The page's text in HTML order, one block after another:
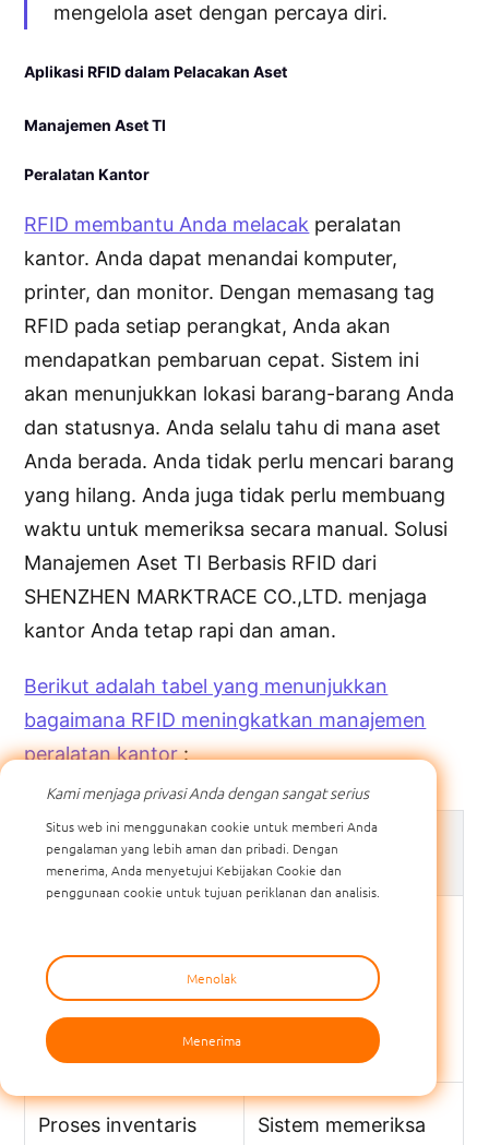
mengelola aset dengan percaya diri.
Aplikasi RFID dalam Pelacakan Aset
Manajemen Aset TI
Peralatan Kantor
RFID membantu Anda melacak peralatan
kantor. Anda dapat menandai komputer,
printer, dan monitor. Dengan memasang tag
RFID pada setiap perangkat, Anda akan
mendapatkan pembaruan cepat. Sistem ini
akan menunjukkan lokasi barang-barang Anda
dan statusnya. Anda selalu tahu di mana aset
Anda berada. Anda tidak perlu mencari barang
yang hilang. Anda juga tidak perlu membuang
waktu untuk memeriksa secara manual. Solusi
Manajemen Aset TI Berbasis RFID dari
SHENZHEN MARKTRACE CO.,LTD. menjaga
kantor Anda tetap rapi dan aman.
Berikut adalah tabel yang menunjukkan
bagaimana RFID meningkatkan manajemen
peralatan kantor:
Keuntungan Keterangan
nyata
mana peralatan
Anda berada saat
Proses inventaris Sistem memeriksa
Kami menjaga privasi Anda dengan sangat serius
Situs web ini menggunakan cookie untuk memberi Anda
pengalaman yang lebih aman dan pribadi. Dengan
menerima, Anda menyetujui Kebijakan Cookie dan
penggunaan cookie untuk tujuan periklanan dan analisis.
Menolak
Menerima